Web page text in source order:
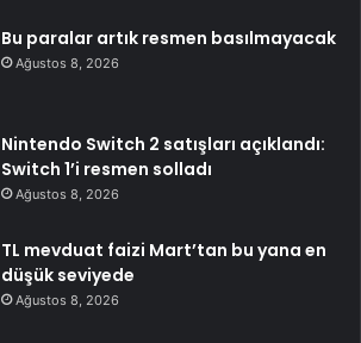
Bu paralar artık resmen basılmayacak
Ağustos 8, 2026
Nintendo Switch 2 satışları açıklandı:
Switch 1’i resmen solladı
Ağustos 8, 2026
TL mevduat faizi Mart’tan bu yana en
düşük seviyede
Ağustos 8, 2026